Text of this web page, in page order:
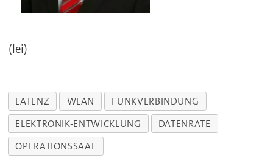
(lei)
LATENZ WLAN
FUNKVERBINDUNG
ELEKTRONIK-ENTWICKLUNG
DATENRATE
OPERATIONSSAAL